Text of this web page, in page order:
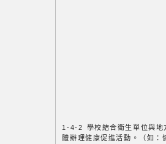
1-4-2 學校結合衛生單位與地
體辦理健康促進活動。（如：